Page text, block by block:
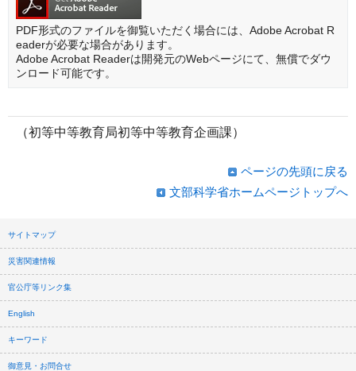
PDF形式のファイルを御覧いただく場合には、Adobe Acrobat R
eaderが必要な場合があります。
Adobe Acrobat Readerは開発元のWebページにて、無償でダウ
ンロード可能です。
（初等中等教育局初等中等教育企画課）
ページの先頭に戻る
文部科学省ホームページトップへ
サイトマップ
災害関連情報
官公庁等リンク集
English
キーワード
御意見・お問合せ